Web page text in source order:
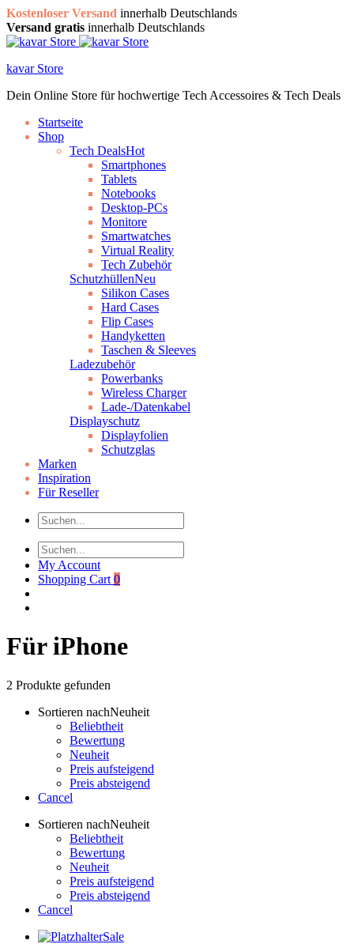
Kostenloser Versand innerhalb Deutschlands
Versand gratis innerhalb Deutschlands
kavar Store
Dein Online Store für hochwertige Tech Accessoires & Tech Deals
Startseite
Shop
Tech DealsHot
Smartphones
Tablets
Notebooks
Desktop-PCs
Monitore
Smartwatches
Virtual Reality
Tech Zubehör
SchutzhüllenNeu
Silikon Cases
Hard Cases
Flip Cases
Handyketten
Taschen & Sleeves
Ladezubehör
Powerbanks
Wireless Charger
Lade-/Datenkabel
Displayschutz
Displayfolien
Schutzglas
Marken
Inspiration
Für Reseller
My Account
Shopping Cart 0
Für iPhone
2 Produkte gefunden
Sortieren nachNeuheit
Beliebtheit
Bewertung
Neuheit
Preis aufsteigend
Preis absteigend
Cancel
Sortieren nachNeuheit
Beliebtheit
Bewertung
Neuheit
Preis aufsteigend
Preis absteigend
Cancel
Sale